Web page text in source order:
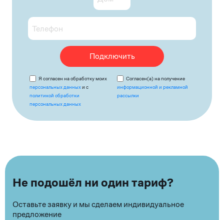
Подключить
Я согласен на обработку моих
персональных данныхи с
политикой обработки
персональных данных
Согласен(а) на получение
информационной и рекламной
рассылки
Не подошёл ни один тариф?
Оставьте заявку и мы сделаем индивидуальное
предложение